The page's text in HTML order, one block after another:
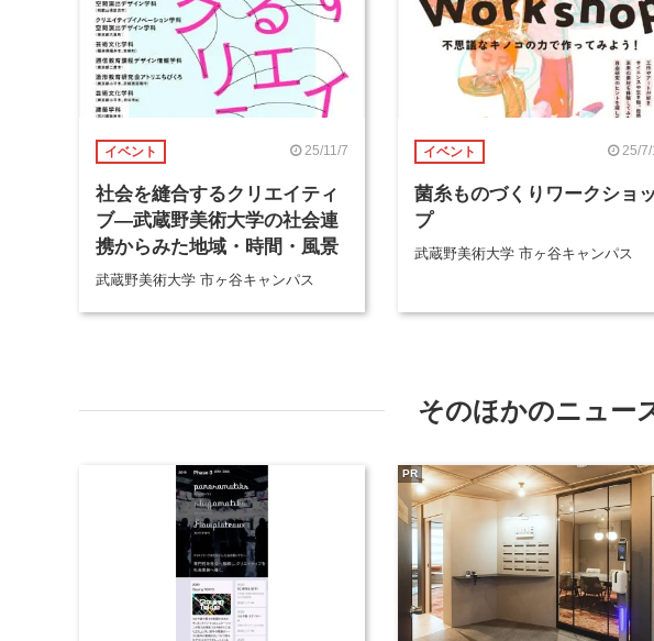
イベント 25/11/7
社会を縫合するクリエイティ
ブ―武蔵野美術大学の社会連
携からみた地域・時間・風景
武蔵野美術大学 市ヶ谷キャンパス
イベント 25/7/
菌糸ものづくりワークショッ
プ
武蔵野美術大学 市ヶ谷キャンパス
そのほかのニュー
PR